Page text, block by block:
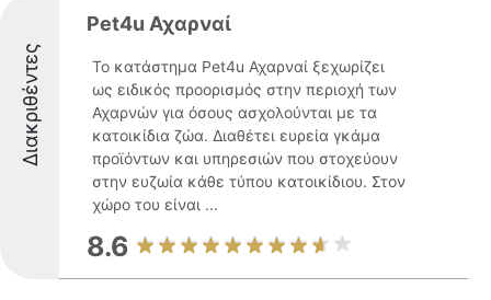
Διακριθέντες
Pet4u Αχαρναί
Το κατάστημα Pet4u Αχαρναί ξεχωρίζει
ως ειδικός προορισμός στην περιοχή των
Αχαρνών για όσους ασχολούνται με τα
κατοικίδια ζώα. Διαθέτει ευρεία γκάμα
προϊόντων και υπηρεσιών που στοχεύουν
στην ευζωία κάθε τύπου κατοικίδιου. Στον
χώρο του είναι ...
8.6